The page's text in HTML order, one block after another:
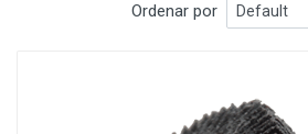
Ordenar por